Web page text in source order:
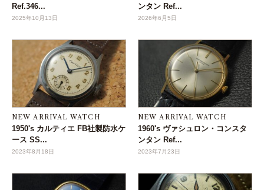
Ref.346...
2025年10月13日
ンタン Ref...
2026年6月5日
NEW ARRIVAL WATCH
1950's カルティエ FB社製防水ケ
ース SS...
2023年8月18日
NEW ARRIVAL WATCH
1960's ヴァシュロン・コンスタ
ンタン Ref...
2023年7月23日